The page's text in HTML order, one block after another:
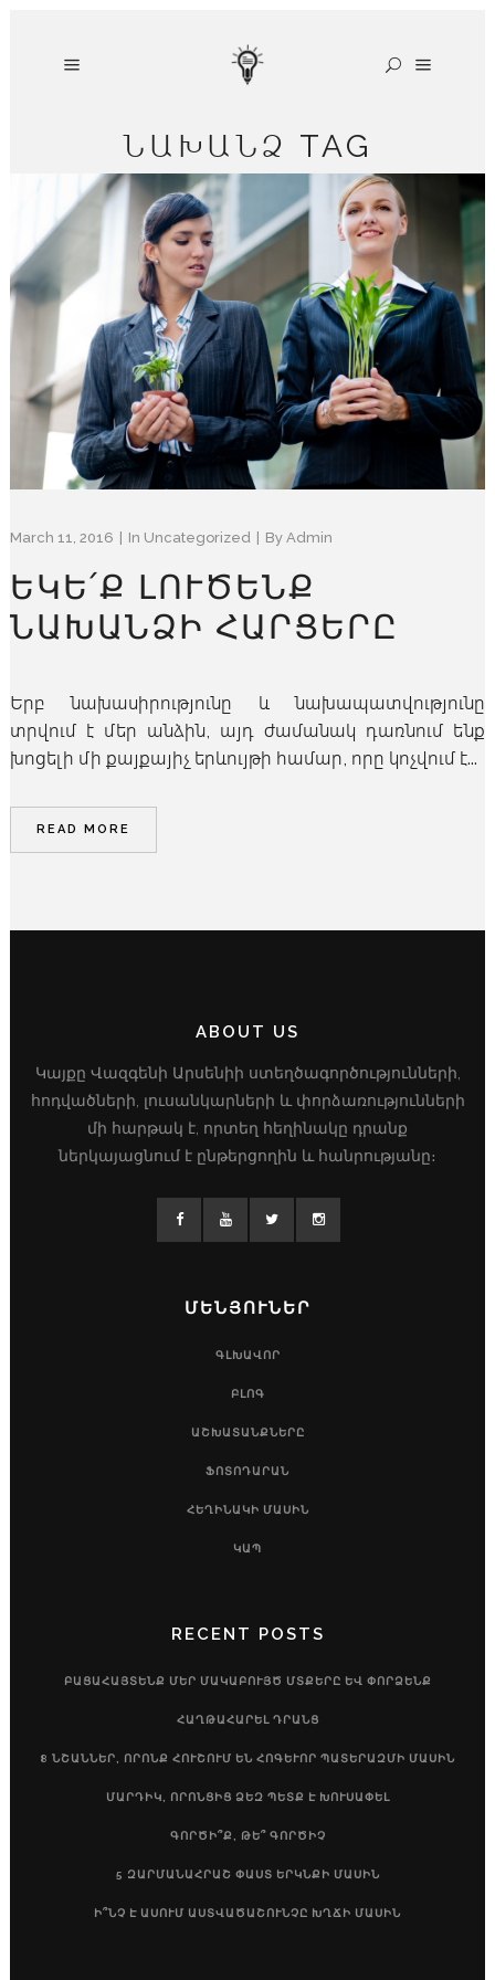
ՆԱԽԱՆՁ TAG
March 11, 2016 In Uncategorized By Admin
ԵԿԵ՛Ք ԼՈՒԾԵՆՔ
ՆԱԽԱՆՁԻ ՀԱՐՑԵՐԸ
Երբ նախասիրությունը և նախապատվությունը
տրվում է մեր անձին, այդ ժամանակ դառնում ենք
խոցելի մի քայքայիչ երևույթի համար, որը կոչվում է...
READ MORE
ABOUT US
Կայքը Վազգենի Արսենիի ստեղծագործությունների,
հոդվածների, լուսանկարների և փորձառությունների
մի հարթակ է, որտեղ հեղինակը դրանք
ներկայացնում է ընթերցողին և հանրությանը։
ՄԵՆՅՈՒՆԵՐ
ԳԼԽԱՎՈՐ
ԲԼՈԳ
ԱՇԽԱՏԱՆՔՆԵՐԸ
ՖՈՏՈԴԱՐԱՆ
ՀԵՂԻՆԱԿԻ ՄԱՍԻՆ
ԿԱՊ
RECENT POSTS
ԲԱՑԱՀԱՅՏԵՆՔ ՄԵՐ ՄԱԿԱԲՈՒՅԾ ՄՏՔԵՐԸ ԵՎ ՓՈՐՁԵՆՔ
ՀԱՂԹԱՀԱՐԵԼ ԴՐԱՆՑ
8 ՆՇԱՆՆԵՐ, ՈՐՈՆՔ ՀՈՒՇՈՒՄ ԵՆ ՀՈԳԵՒՈՐ ՊԱՏԵՐԱԶՄԻ ՄԱՍԻՆ
ՄԱՐԴԻԿ, ՈՐՈՆՑԻՑ ՁԵԶ ՊԵՏՔ Է ԽՈՒՍԱՓԵԼ
ԳՈՐԾԻ՞Ք, ԹԵ՞ ԳՈՐԾԻՉ
5 ԶԱՐՄԱՆԱՀՐԱՇ ՓԱՍՏ ԵՐԿՆՔԻ ՄԱՍԻՆ
Ի՞ՆՉ Է ԱՍՈՒՄ ԱՍՏՎԱԾԱՇՈՒՆՉԸ ԽՂՃԻ ՄԱՍԻՆ